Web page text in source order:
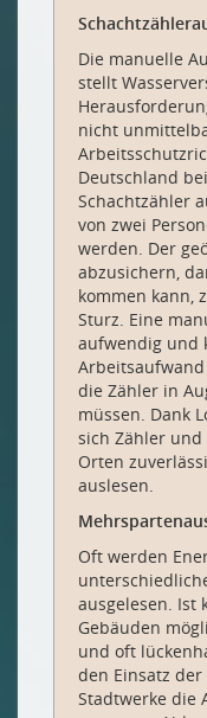
Die manuelle
stellt
nicht
Deutschland
Schachtzähler
von zwei
werden. Der
abzusichern,
kommen kann,
Sturz. Eine
aufwendig und
die Zähler in
müssen. Dank
sich Zähler und
Orten
auslesen.
Oft werden
ausgelesen. Ist
Gebäuden
und oft
den Einsatz der
Stadtwerke die